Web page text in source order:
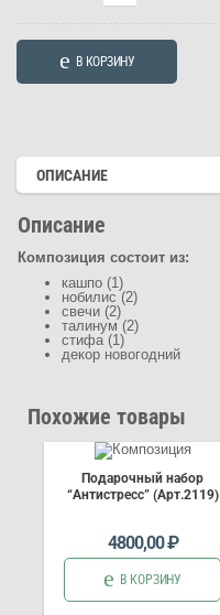
Композиция
В КОРЗИНУ
ОПИСАНИЕ
Описание
Композиция состоит из:
кашпо (1)
нобилис (2)
свечи (2)
талинум (2)
стифа (1)
декор новогодний
Похожие товары
Подарочный набор
“Антистресс” (Арт.2119)
4800,00₽
В КОРЗИНУ